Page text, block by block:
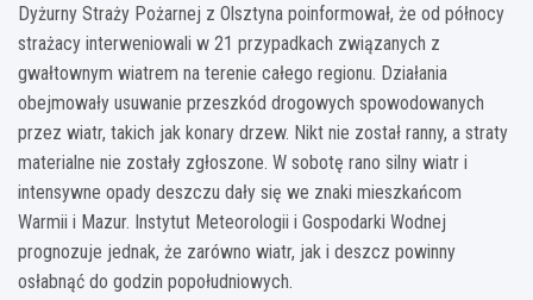
Dyżurny Straży Pożarnej z Olsztyna poinformował, że od północy
strażacy interweniowali w 21 przypadkach związanych z
gwałtownym wiatrem na terenie całego regionu. Działania
obejmowały usuwanie przeszkód drogowych spowodowanych
przez wiatr, takich jak konary drzew. Nikt nie został ranny, a straty
materialne nie zostały zgłoszone. W sobotę rano silny wiatr i
intensywne opady deszczu dały się we znaki mieszkańcom
Warmii i Mazur. Instytut Meteorologii i Gospodarki Wodnej
prognozuje jednak, że zarówno wiatr, jak i deszcz powinny
osłabnąć do godzin popołudniowych.